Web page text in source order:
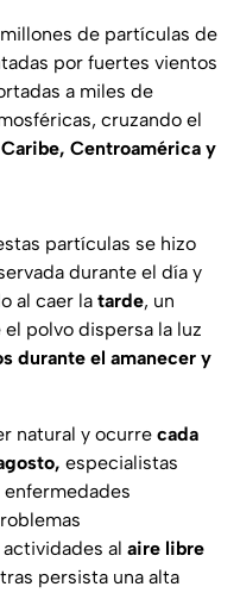
de partículas de
por fuertes vientos
a miles de
cruzando el
Centroamérica y
partículas se hizo
durante el día y
al caer la tarde, un
polvo dispersa la luz
durante el amanecer y
natural y ocurre cada
especialistas
al aire libre
persista una alta